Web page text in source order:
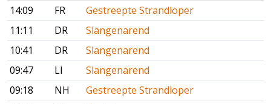
14:09
FR
Gestreepte Strandloper
11:11
DR
Slangenarend
10:41
DR
Slangenarend
09:47
LI
Slangenarend
09:18
NH
Gestreepte Strandloper